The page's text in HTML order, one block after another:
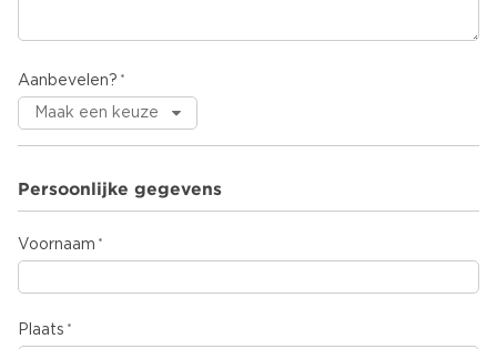
Aanbevelen?
Persoonlijke gegevens
Voornaam
Plaats